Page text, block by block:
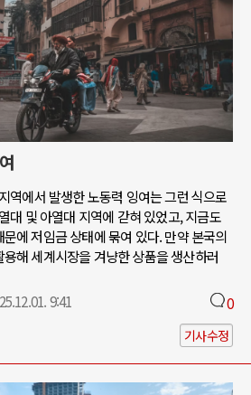
역에서 발생한 노동력 잉여는 그런 식으로
대 및 아열대 지역에 갇혀 있었고, 지금도
에 저임금 상태에 묶여 있다. 만약 본국의
해 세계시장을 겨냥한 상품을 생산하러
9:41 0
기사수정